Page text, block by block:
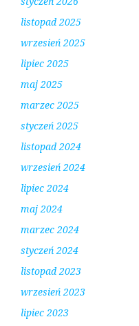
listopad 2025
wrzesień 2025
lipiec 2025
maj 2025
marzec 2025
styczeń 2025
listopad 2024
wrzesień 2024
lipiec 2024
maj 2024
marzec 2024
styczeń 2024
listopad 2023
wrzesień 2023
lipiec 2023